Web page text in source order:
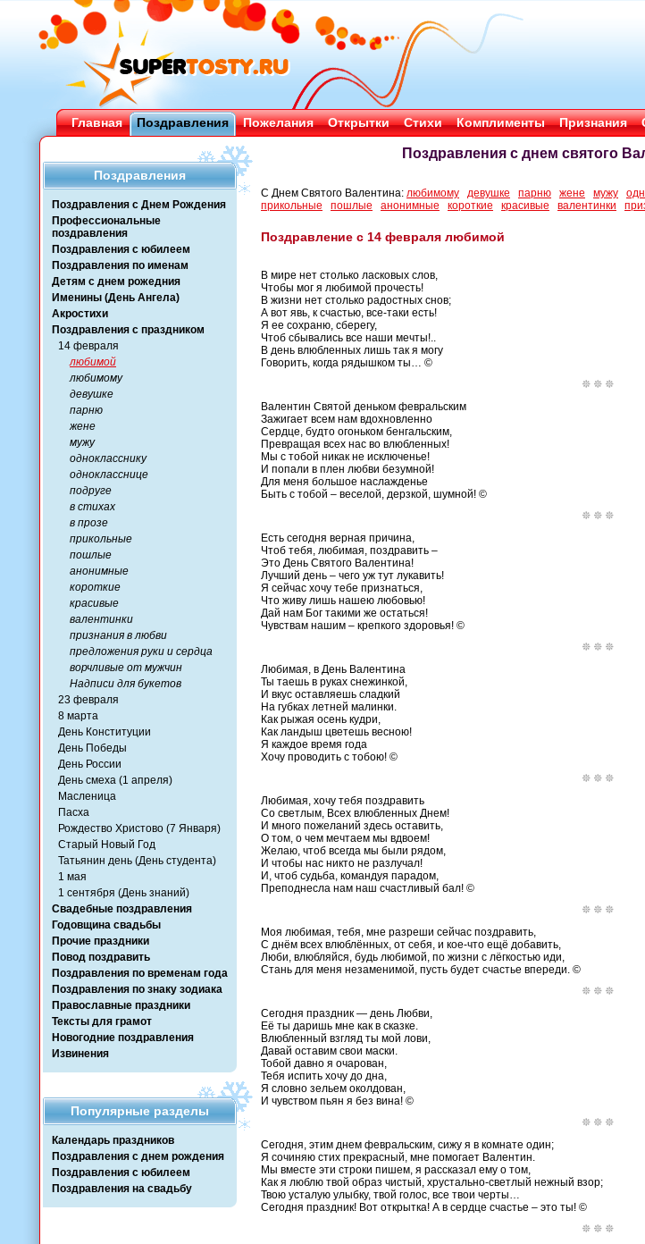
Главная Поздравления Пожелания Открытки Стихи Комплименты Признания
Поздравления
Поздравления с Днем Рождения
Профессиональные
поздравления
Поздравления с юбилеем
Поздравления по именам
Детям с днем рожедния
Именины (День Ангела)
Акростихи
Поздравления с праздником
14 февраля
любимой
любимому
девушке
парню
жене
мужу
однокласснику
однокласснице
подруге
в стихах
в прозе
прикольные
пошлые
анонимные
короткие
красивые
валентинки
признания в любви
предложения руки и сердца
ворчливые от мужчин
Надписи для букетов
23 февраля
8 марта
День Конституции
День Победы
День России
День смеха (1 апреля)
Масленица
Пасха
Рождество Христово (7 Января)
Старый Новый Год
Татьянин день (День студента)
1 мая
1 сентября (День знаний)
Свадебные поздравления
Годовщина свадьбы
Прочие праздники
Повод поздравить
Поздравления по временам года
Поздравления по знаку зодиака
Православные праздники
Тексты для грамот
Новогодние поздравления
Извинения
Популярные разделы
Календарь праздников
Поздравления с днем рождения
Поздравления с юбилеем
Поздравления на свадьбу
Поздравления с днем святого
С Днем Святого Валентина: любимому девушке парню жене мужу
прикольные
пошлые анонимные короткие красивые валентинки
Поздравление с 14 февраля любимой
В мире нет столько ласковых слов,
Чтобы мог я любимой прочесть!
В жизни нет столько радостных снов;
А вот явь, к счастью, все-таки есть!
Я ее сохраню, сберегу,
Чтоб сбывались все наши мечты!..
В день влюбленных лишь так я могу
Говорить, когда рядышком ты… ©
Валентин Святой деньком февральским
Зажигает всем нам вдохновленно
Сердце, будто огоньком бенгальским,
Превращая всех нас во влюбленных!
Мы с тобой никак не исключенье!
И попали в плен любви безумной!
Для меня большое наслажденье
Быть с тобой – веселой, дерзкой, шумной! ©
Есть сегодня верная причина,
Чтоб тебя, любимая, поздравить –
Это День Святого Валентина!
Лучший день – чего уж тут лукавить!
Я сейчас хочу тебе признаться,
Что живу лишь нашею любовью!
Дай нам Бог такими же остаться!
Чувствам нашим – крепкого здоровья! ©
Любимая, в День Валентина
Ты таешь в руках снежинкой,
И вкус оставляешь сладкий
На губках летней малинки.
Как рыжая осень кудри,
Как ландыш цветешь весною!
Я каждое время года
Хочу проводить с тобою! ©
Любимая, хочу тебя поздравить
Со светлым, Всех влюбленных Днем!
И много пожеланий здесь оставить,
О том, о чем мечтаем мы вдвоем!
Желаю, чтоб всегда мы были рядом,
И чтобы нас никто не разлучал!
И, чтоб судьба, командуя парадом,
Преподнесла нам наш счастливый бал! ©
Моя любимая, тебя, мне разреши сейчас поздравить,
С днём всех влюблённых, от себя, и кое-что ещё добавить,
Люби, влюбляйся, будь любимой, по жизни с лёгкостью иди,
Стань для меня незаменимой, пусть будет счастье впереди. ©
Сегодня праздник — день Любви,
Её ты даришь мне как в сказке.
Влюбленный взгляд ты мой лови,
Давай оставим свои маски.
Тобой давно я очарован,
Тебя испить хочу до дна,
Я словно зельем околдован,
И чувством пьян я без вина! ©
Сегодня, этим днем февральским, сижу я в комнате один;
Я сочиняю стих прекрасный, мне помогает Валентин.
Мы вместе эти строки пишем, я рассказал ему о том,
Как я люблю твой образ чистый, хрустально-светлый нежный взор;
Твою усталую улыбку, твой голос, все твои черты…
Сегодня праздник! Вот открытка! А в сердце счастье – это ты! ©